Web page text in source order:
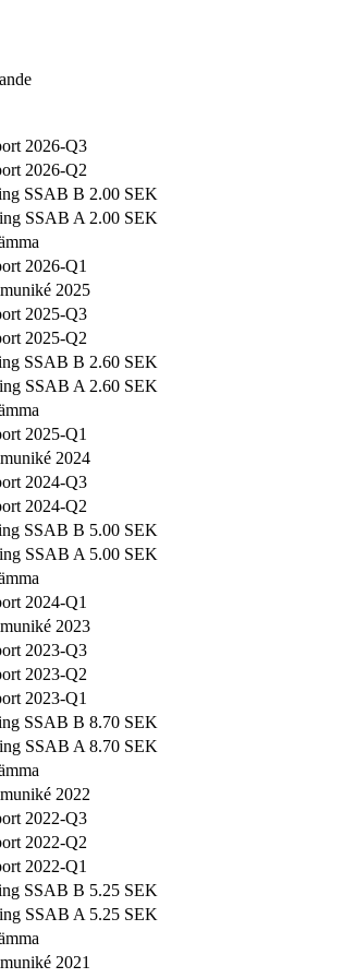
2026-Q3
2026-Q2
SSAB B 2.00 SEK
SSAB A 2.00 SEK
2026-Q1
2025
2025-Q3
2025-Q2
SSAB B 2.60 SEK
SSAB A 2.60 SEK
2025-Q1
2024
2024-Q3
2024-Q2
SSAB B 5.00 SEK
SSAB A 5.00 SEK
2024-Q1
2023
2023-Q3
2023-Q2
2023-Q1
SSAB B 8.70 SEK
SSAB A 8.70 SEK
2022
2022-Q3
2022-Q2
2022-Q1
SSAB B 5.25 SEK
SSAB A 5.25 SEK
2021